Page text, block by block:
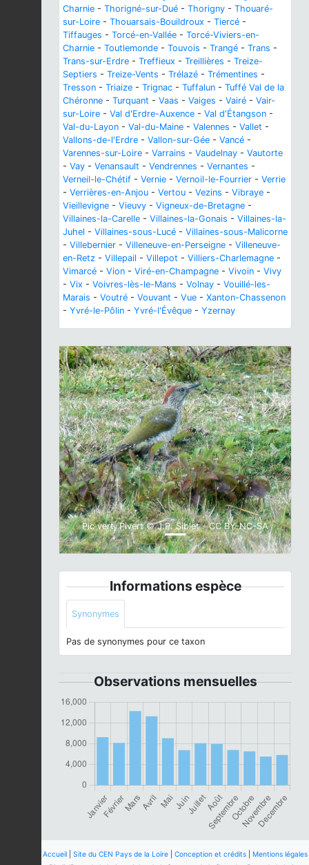
Charnie - Thorigné-sur-Dué - Thorigny - Thouaré-
sur-Loire - Thouarsais-Bouildroux - Tiercé -
Tiffauges - Torcé-en-Vallée - Torcé-Viviers-en-
Charnie - Toutlemonde - Touvois - Trangé - Trans -
Trans-sur-Erdre - Treffieux - Treillières - Treize-
Septiers - Treize-Vents - Trélazé - Trémentines -
Tresson - Triaize - Trignac - Tuffalun - Tuffé Val de la
Chéronne - Turquant - Vaas - Vaiges - Vairé - Vair-
sur-Loire - Val d'Erdre-Auxence - Val d'Étangson -
Val-du-Layon - Val-du-Maine - Valennes - Vallet -
Vallons-de-l'Erdre - Vallon-sur-Gée - Vancé -
Varennes-sur-Loire - Varrains - Vaudelnay - Vautorte
- Vay - Venansault - Vendrennes - Vernantes -
Verneil-le-Chétif - Vernie - Vernoil-le-Fourrier - Verrie
- Verrières-en-Anjou - Vertou - Vezins - Vibraye -
Vieillevigne - Vieuvy - Vigneux-de-Bretagne -
Villaines-la-Carelle - Villaines-la-Gonais - Villaines-la-
Juhel - Villaines-sous-Lucé - Villaines-sous-Malicorne
- Villebernier - Villeneuve-en-Perseigne - Villeneuve-
en-Retz - Villepail - Villepot - Villiers-Charlemagne -
Vimarcé - Vion - Viré-en-Champagne - Vivoin - Vivy
- Vix - Voivres-lès-le-Mans - Volnay - Vouillé-les-
Marais - Voutré - Vouvant - Vue - Xanton-Chassenon
- Yvré-le-Pôlin - Yvré-l'Évêque - Yzernay
Pic vert, Pivert © J.P. Siblet - CC BY-NC-SA
Previous Next
Informations espèce
Synonymes
Pas de synonymes pour ce taxon
Observations mensuelles
Accueil Site du CEN Pays de la Loire Conception et crédits
Mentions légales